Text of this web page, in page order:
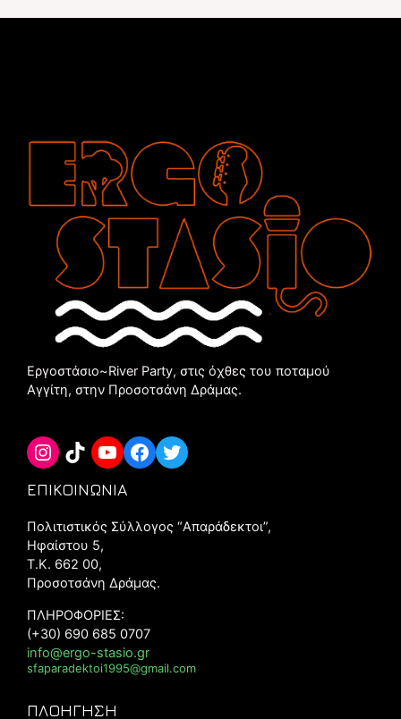
Εργοστάσιο~River Party, στις όχθες του ποταμού
Αγγίτη, στην Προσοτσάνη Δράμας.
Instagram
TikTokYouTube
Facebook
Twitter
ΕΠΙΚΟΙΝΩΝΙΑ
Πολιτιστικός Σύλλογος “Aπαράδεκτοι”,
Ηφαίστου 5,
Τ.Κ. 662 00,
Προσοτσάνη Δράμας.
ΠΛΗΡΟΦΟΡΙΕΣ:
(+30) 690 685 0707
info@ergo-stasio.gr
sfaparadektoi1995@gmail.com
ΠΛΟΗΓΗΣΗ